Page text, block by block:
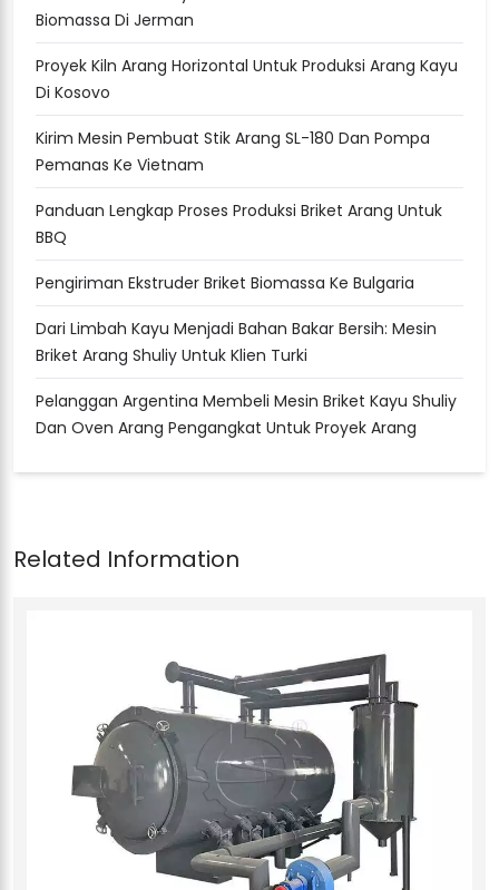
Biomassa Di Jerman
Proyek Kiln Arang Horizontal Untuk Produksi Arang Kayu
Di Kosovo
Kirim Mesin Pembuat Stik Arang SL-180 Dan Pompa
Pemanas Ke Vietnam
Panduan Lengkap Proses Produksi Briket Arang Untuk
BBQ
Pengiriman Ekstruder Briket Biomassa Ke Bulgaria
Dari Limbah Kayu Menjadi Bahan Bakar Bersih: Mesin
Briket Arang Shuliy Untuk Klien Turki
Pelanggan Argentina Membeli Mesin Briket Kayu Shuliy
Dan Oven Arang Pengangkat Untuk Proyek Arang